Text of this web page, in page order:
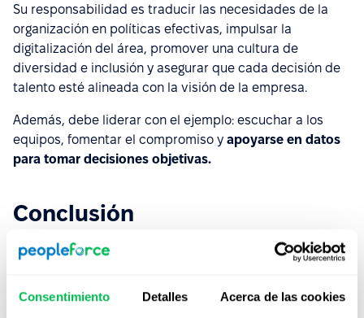
Consentimiento Detalles Acerca de las cookies
Su responsabilidad es traducir las necesidades de la
organización en políticas efectivas, impulsar la
digitalización del área, promover una cultura de
diversidad e inclusión y asegurar que cada decisión de
talento esté alineada con la visión de la empresa.
Además, debe liderar con el ejemplo: escuchar a los
equipos, fomentar el compromiso y apoyarse en datos
para tomar decisiones objetivas.
Conclusión
Implementar las mejores prácticas en recursos
humanos no es un proyecto de corto plazo, sino un